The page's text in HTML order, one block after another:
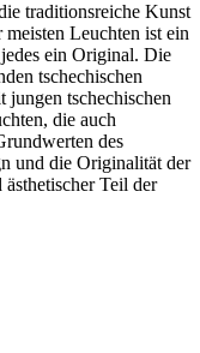
traditionsreiche Kunst
Leuchten ist ein
ein Original. Die
tschechischen
jungen tschechischen
die auch
des
und die Originalität der
Teil der